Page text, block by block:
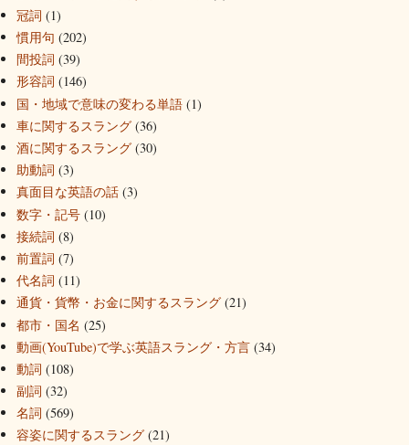
冠詞 (1)
慣用句 (202)
間投詞 (39)
形容詞 (146)
国・地域で意味の変わる単語 (1)
車に関するスラング (36)
酒に関するスラング (30)
助動詞 (3)
真面目な英語の話 (3)
数字・記号 (10)
接続詞 (8)
前置詞 (7)
代名詞 (11)
通貨・貨幣・お金に関するスラング (21)
都市・国名 (25)
動画(YouTube)で学ぶ英語スラング・方言 (34)
動詞 (108)
副詞 (32)
名詞 (569)
容姿に関するスラング (21)